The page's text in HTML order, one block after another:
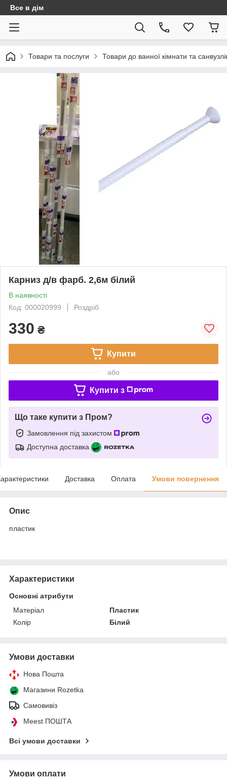
Все в дім
Товари та послуги Товари до ванної кімнати та
Карниз д/в фарб. 2,6м білий
В наявності
Код: 000020999
Роздріб
330 ₴
Купити
або
Купити з
Що таке купити з Пром?
Замовлення під захистом
Доступна доставка
Доставка Оплата Умови повернення
Опис
пластик
Характеристики
Основні атрибути
Матеріал
Пластик
Колір
Білий
Умови доставки
Нова Пошта
Магазини Rozetka
Самовивіз
Meest ПОШТА
Всі умови доставки
Умови оплати